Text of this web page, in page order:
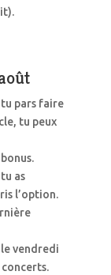
tu pars faire
tu peux
as
l’option.
le vendredi